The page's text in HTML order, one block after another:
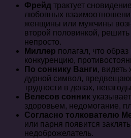
Фрейд трактует
любовных
женщины или мужчины
второй половинкой, решить
непросто.
Миллер полагал, что
конкуренцию,
По соннику Ванги,
дурной символ,
трудности в делах,
Велесов сонник
здоровьем, недомогание,
Согласно толкователю
или парня появится
недоброжелатель.